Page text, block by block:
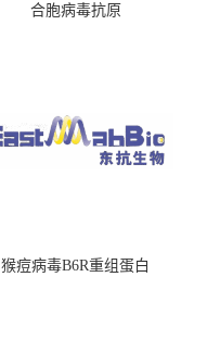
合胞病毒抗原
猴痘病毒B6R重组蛋白